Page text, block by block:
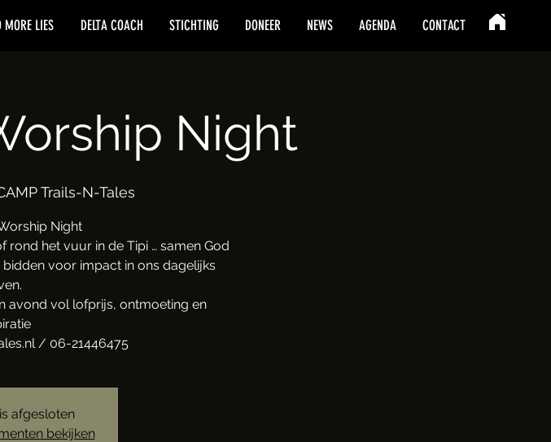
MORE LIES DELTA COACH STICHTING DONEER NEWS AGENDA CONTACT
Night
Trails-N-Tales
Night
het vuur in de Tipi … samen God
voor impact in ons dagelijks
avond vol lofprijs, ontmoeting en
INFO? theo@trailsntales.nl / 06-21446475
afgesloten
bekijken